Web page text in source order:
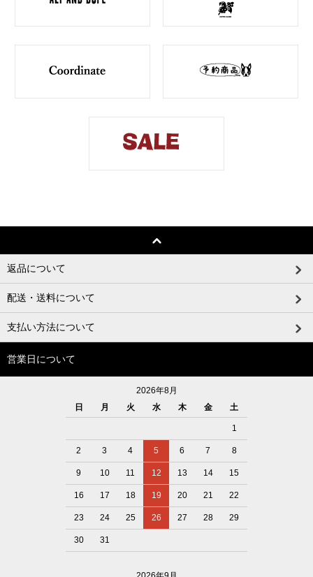
返品について
配送・送料について
支払い方法について
営業日について
2026年8月
日
月 火 水 木 金 土
1
2 3 4 5 6 7 8
9 10 11 12 13 14 15
16 17 18 19 20 21 22
23 24 25 26 27 28 29
30 31